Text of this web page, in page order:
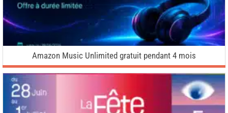
Amazon Music Unlimited gratuit pendant 4 mois